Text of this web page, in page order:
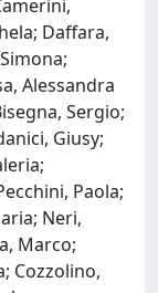
Daffara,
Alessandra
Sergio;
Giusy;
Paola;
Neri,
Marco;
Cozzolino,